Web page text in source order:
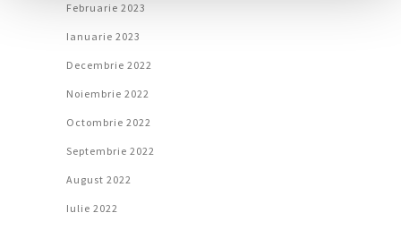
Februarie 2023
Ianuarie 2023
Decembrie 2022
Noiembrie 2022
Octombrie 2022
Septembrie 2022
August 2022
Iulie 2022